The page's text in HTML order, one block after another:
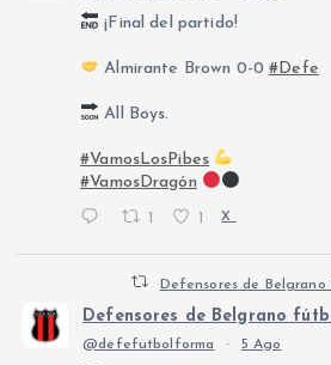
¡Final del partido!
Almirante Brown 0-0#Defe
All Boys.
#VamosLosPibes
#VamosDragón
1 1 X
Defensores de Belgrano
Defensores de Belgrano
@defefutbolforma · 5 Ago